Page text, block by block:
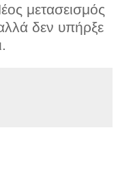
μετασεισμός
δεν υπήρξε